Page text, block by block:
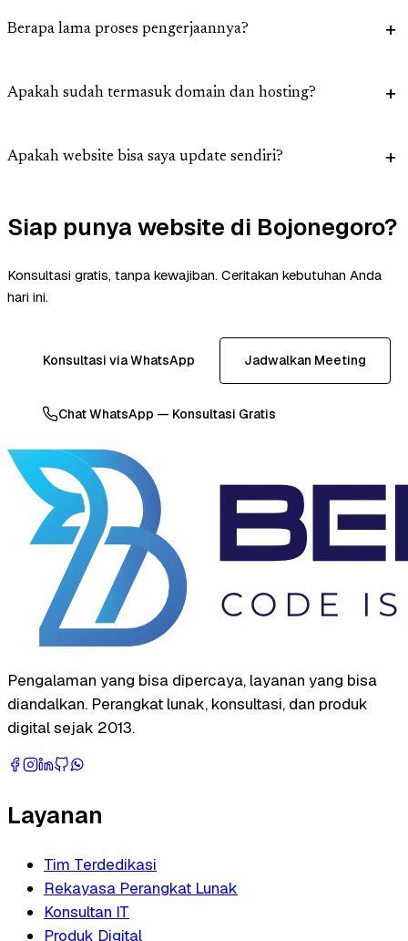
Berapa lama proses pengerjaannya?
Apakah sudah termasuk domain dan hosting?
Apakah website bisa saya update sendiri?
Siap punya website di Bojonegoro?
Konsultasi gratis, tanpa kewajiban. Ceritakan kebutuhan Anda
hari ini.
Konsultasi via WhatsApp Jadwalkan Meeting
Chat WhatsApp — Konsultasi Gratis
Pengalaman yang bisa dipercaya, layanan yang bisa
diandalkan. Perangkat lunak, konsultasi, dan produk
digital sejak 2013.
Layanan
Tim Terdedikasi
Rekayasa Perangkat Lunak
Konsultan IT
Produk Digital